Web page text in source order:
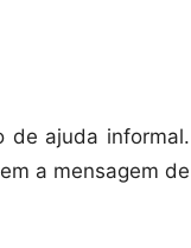
de ajuda informal.
a mensagem de